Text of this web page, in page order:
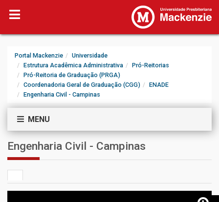
Portal Mackenzie
Universidade
Estrutura Acadêmica Administrativa
Pró-Reitorias
Pró-Reitoria de Graduação (PRGA)
Coordenadoria Geral de Graduação (CGG)
ENADE
Engenharia Civil - Campinas
MENU
Engenharia Civil - Campinas